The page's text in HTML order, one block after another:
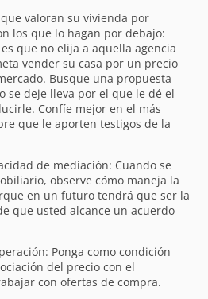
valoran su vivienda por
los que lo hagan por debajo:
que no elija a aquella agencia
vender su casa por un precio
Busque una propuesta
se deje lleva por el que le dé el
Confíe mejor en el más
que le aporten testigos de la
de mediación: Cuando se
observe cómo maneja la
en un futuro tendrá que ser la
que usted alcance un acuerdo
Ponga como condición
del precio con el
con ofertas de compra.